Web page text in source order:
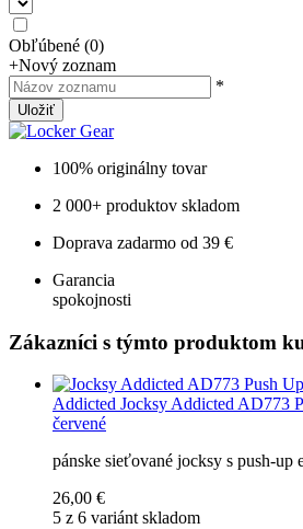
Obľúbené (0)
+Nový zoznam
*
Uložiť
100% originálny tovar
2 000+ produktov skladom
Doprava zadarmo od 39 €
Garancia
spokojnosti
Zákazníci s týmto produktom
Addicted Jocksy Addicted AD773
červené
pánske sieťované jocksy s push-up
26,00 €
5 z 6 variánt skladom